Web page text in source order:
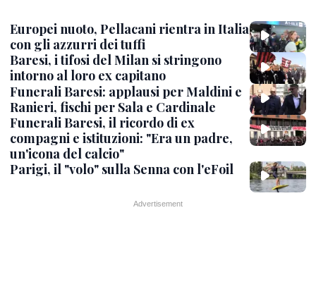
Europei nuoto, Pellacani rientra in Italia
con gli azzurri dei tuffi
Baresi, i tifosi del Milan si stringono
intorno al loro ex capitano
Funerali Baresi: applausi per Maldini e
Ranieri, fischi per Sala e Cardinale
Funerali Baresi, il ricordo di ex
compagni e istituzioni: "Era un padre,
un'icona del calcio"
Parigi, il "volo" sulla Senna con l'eFoil